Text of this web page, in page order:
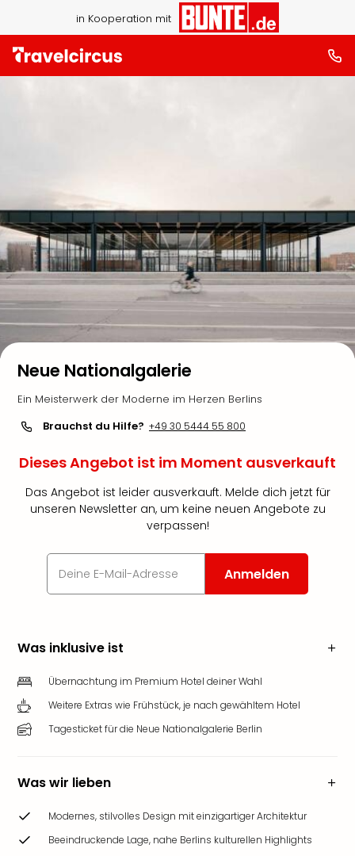
in Kooperation mit
Neue Nationalgalerie
Ein Meisterwerk der Moderne im Herzen Berlins
Brauchst du Hilfe? +49 30 5444 55 800
Dieses Angebot ist im Moment ausverkauft
Das Angebot ist leider ausverkauft. Melde dich jetzt für
unseren Newsletter an, um keine neuen Angebote zu
verpassen!
Anmelden
Was inklusive ist
Übernachtung im Premium Hotel deiner Wahl
Weitere Extras wie Frühstück, je nach gewähltem Hotel
Tagesticket für die Neue Nationalgalerie Berlin
Was wir lieben
Modernes, stilvolles Design mit einzigartiger Architektur
Beeindruckende Lage, nahe Berlins kulturellen Highlights